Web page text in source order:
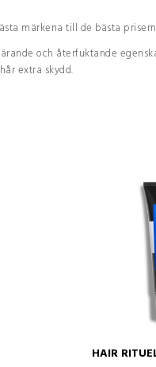
märkena till de bästa
och återfuktande
extra skydd.
HAIR